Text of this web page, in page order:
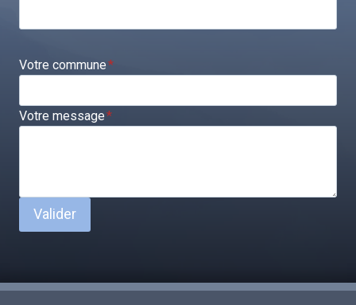
Votre commune*
Votre message*
Valider